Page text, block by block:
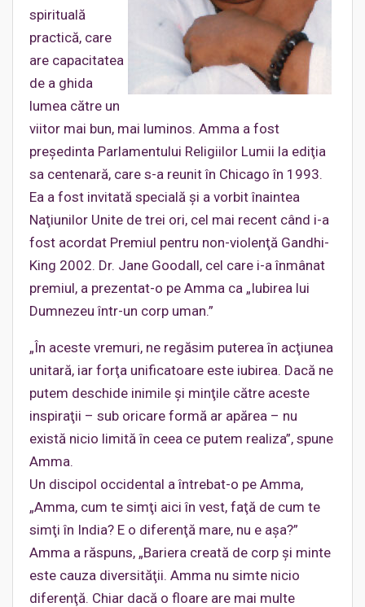
spirituală
practică, care
are capacitatea
de a ghida
lumea către un
viitor mai bun, mai luminos. Amma a fost
preşedinta Parlamentului Religiilor Lumii la ediţia
sa centenară, care s-a reunit în Chicago în 1993.
Ea a fost invitată specială şi a vorbit înaintea
Naţiunilor Unite de trei ori, cel mai recent când i-a
fost acordat Premiul pentru non-violenţă Gandhi-
King 2002. Dr. Jane Goodall, cel care i-a înmânat
premiul, a prezentat-o pe Amma ca „Iubirea lui
Dumnezeu într-un corp uman.”
„În aceste vremuri, ne regăsim puterea în acţiunea
unitară, iar forţa unificatoare este iubirea. Dacă ne
putem deschide inimile şi minţile către aceste
inspiraţii – sub oricare formă ar apărea – nu
există nicio limită în ceea ce putem realiza”, spune
Amma.
Un discipol occidental a întrebat-o pe Amma,
„Amma, cum te simţi aici în vest, faţă de cum te
simţi în India? E o diferenţă mare, nu e aşa?”
Amma a răspuns, „Bariera creată de corp şi minte
este cauza diversităţii. Amma nu simte nicio
diferenţă. Chiar dacă o floare are mai multe